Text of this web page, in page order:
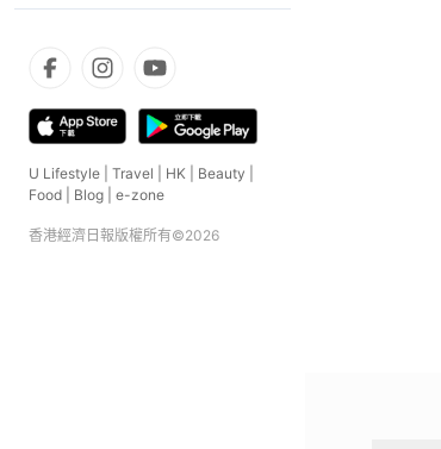
U Lifestyle Travel HK Beauty
Food
Blog e-zone
香港經濟日報版權所有©2026